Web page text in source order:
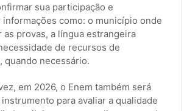
sua participação e
como: o município onde
as provas, a língua estrangeira
de recursos de
quando necessário.
em 2026, o Enem também será
para avaliar a qualidade